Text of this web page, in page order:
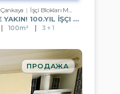
Çankaya İşçi Blokları Mah.
KAMPÜSLERE, ÜNİVERSİTELERE YAKIN! 100.YIL İŞÇI BLOKLARI`NDA 2+L
100m² 3 + 1
ПРОДАЖА